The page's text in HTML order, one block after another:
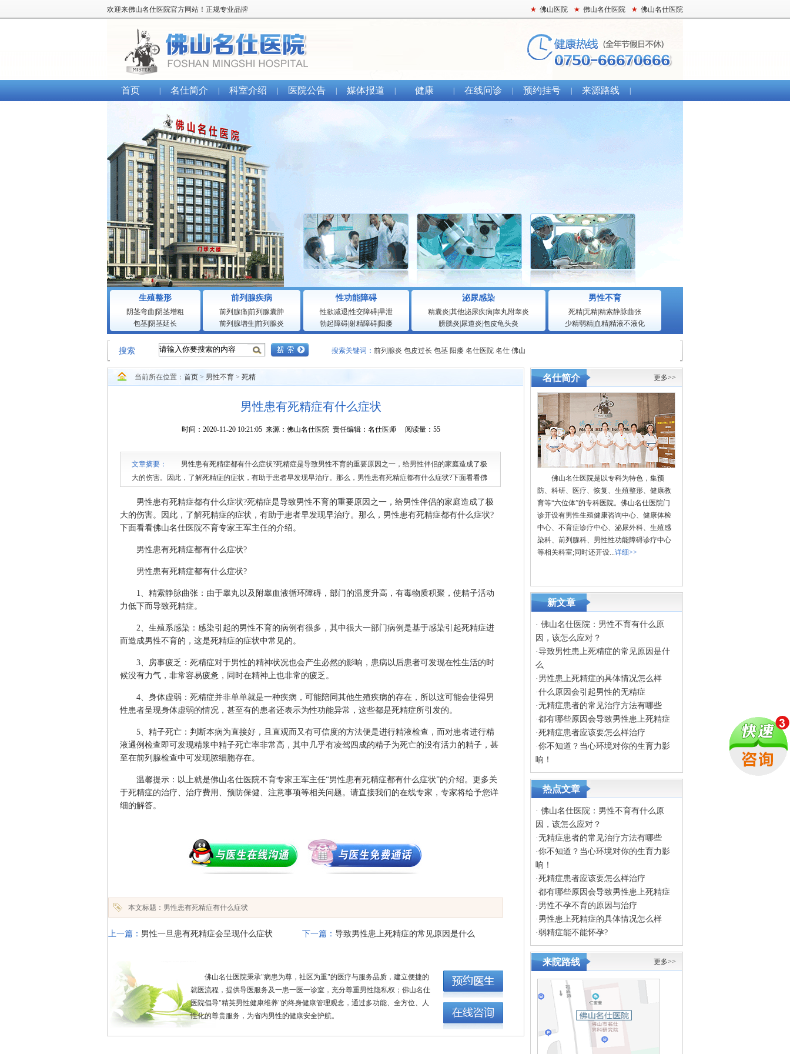
欢迎来佛山名仕医院官方网站！正规专业品牌 ★ 佛山医院 ★ 佛山名仕医院 ★ 佛山名仕医院
首页 名仕简介 科室介绍 医院公告 媒体报道 健康 在线问诊 预约挂号 来源路线
生殖整形
阴茎弯曲 阴茎增粗
包茎| 阴茎延长
前列腺疾病
前列腺痛 前列腺囊肿
前列腺增生 前列腺炎
性功能障碍
性欲减退 性交障碍|早泄
勃起障碍|射精障碍| 阳痿
泌尿感染
精囊炎 其他泌尿疾病睾丸附睾炎
膀胱炎 尿道炎 包皮龟头炎
男性不育
死精|无精|精索静脉曲张
少精弱精| 血精|精液不液化
搜索 搜索关键词： 前列腺炎 包皮过长 包茎 阳痿 名仕医院 名仕 佛山
当前所在位置： 首页 > 男性不育 > 死精
男性患有死精症有什么症状
时间：2020-11-20 10:21:05 来源：佛山名仕医院 责任编辑：名仕医师 阅读量：55
文章摘要：
男性患有死精症都有什么症状?死精症是导致男性不育的重要原因之一，给男性伴侣的家庭造成了极
大的伤害。因此，了解死精症的症状，有助于患者早发现早治疗。那么，男性患有死精症都有什么症状?下面看看佛
男性患有死精症都有什么症状?死精症是导致男性不育的重要原因之一，给男性伴侣的家庭造成了极
大的伤害。因此，了解死精症的症状，有助于患者早发现早治疗。那么，男性患有死精症都有什么症状?
下面看看佛山名仕医院不育专家王军主任的介绍。
男性患有死精症都有什么症状?
男性患有死精症都有什么症状?
1、精索静脉曲张：由于睾丸以及附睾血液循环障碍，部门的温度升高，有毒物质积聚，使精子活动
力低下而导致死精症。
2、生殖系感染：感染引起的男性不育的病例有很多，其中很大一部门病例是基于感染引起死精症进
而造成男性不育的，这是死精症的症状中常见的。
3、房事疲乏：死精症对于男性的精神状况也会产生必然的影响，患病以后患者可发现在性生活的时
候没有力气，非常容易疲惫，同时在精神上也非常的疲乏。
4、身体虚弱：死精症并非单单就是一种疾病，可能陪同其他生殖疾病的存在，所以这可能会使得男
性患者呈现身体虚弱的情况，甚至有的患者还表示为性功能异常，这些都是死精症所引发的。
5、精子死亡：判断本病为直接好，且直观而又有可信度的方法便是进行精液检查，而对患者进行精
液通例检查即可发现精浆中精子死亡率非常高，其中几乎有凌驾四成的精子为死亡的没有活力的精子，甚
至在前列腺检查中可发现脓细胞存在。
温馨提示：以上就是佛山名仕医院不育专家王军主任“男性患有死精症都有什么症状”的介绍。更多关
于死精症的治疗、治疗费用、预防保健、注意事项等相关问题。请直接我们的在线专家，专家将给予您详
细的解答。
本文标题：男性患有死精症有什么症状
上一篇： 男性一旦患有死精症会呈现什么症状 下一篇： 导致男性患上死精症的常见原因是什么
佛山名仕医院秉承"病患为尊，社区为重"的医疗与服务品质，建立便捷的
就医流程，提供导医服务及一患一医一诊室，充分尊重男性隐私权；佛山名仕
医院倡导"精英男性健康维养"的终身健康管理观念，通过多功能、全方位、人
性化的尊贵服务，为省内男性的健康安全护航。
名仕简介 更多>>
佛山名仕医院是以专科为特色，集预
防、科研、医疗、恢复、生殖整形、健康教
育等“六位体”的专科医院。佛山名仕医院门
诊开设有男性生殖健康咨询中心、健康体检
中心、不育症诊疗中心、泌尿外科、生殖感
染科、前列腺科、男性性功能障碍诊疗中心
等相关科室;同时还开设...详细>>
新文章
· 佛山名仕医院：男性不育有什么原
因，该怎么应对？
·导致男性患上死精症的常见原因是什
么
· 男性患上死精症的具体情况怎么样
·什么原因会引起男性的无精症
·无精症患者的常见治疗方法有哪些
·都有哪些原因会导致男性患上死精症
·死精症患者应该要怎么样治疗
·你不知道？当心环境对你的生育力影
响！
热点文章
· 佛山名仕医院：男性不育有什么原
因，该怎么应对？
·无精症患者的常见治疗方法有哪些
·你不知道？当心环境对你的生育力影
响！
·死精症患者应该要怎么样治疗
·都有哪些原因会导致男性患上死精症
· 男性不孕不育的原因与治疗
· 男性患上死精症的具体情况怎么样
·弱精症能不能怀孕?
来院路线 更多>>